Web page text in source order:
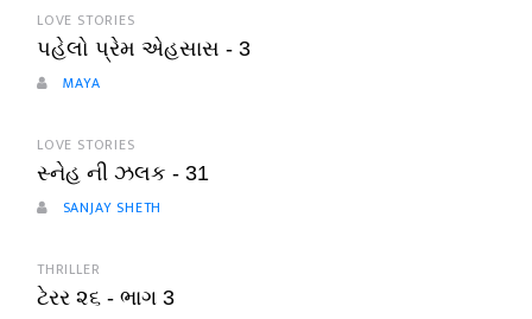
LOVE STORIES
પહેલો પ્રેમ એહસાસ - 3
MAYA
LOVE STORIES
સ્નેહ ની ઝલક - 31
SANJAY SHETH
THRILLER
ટેરર ૨૬ - ભાગ 3